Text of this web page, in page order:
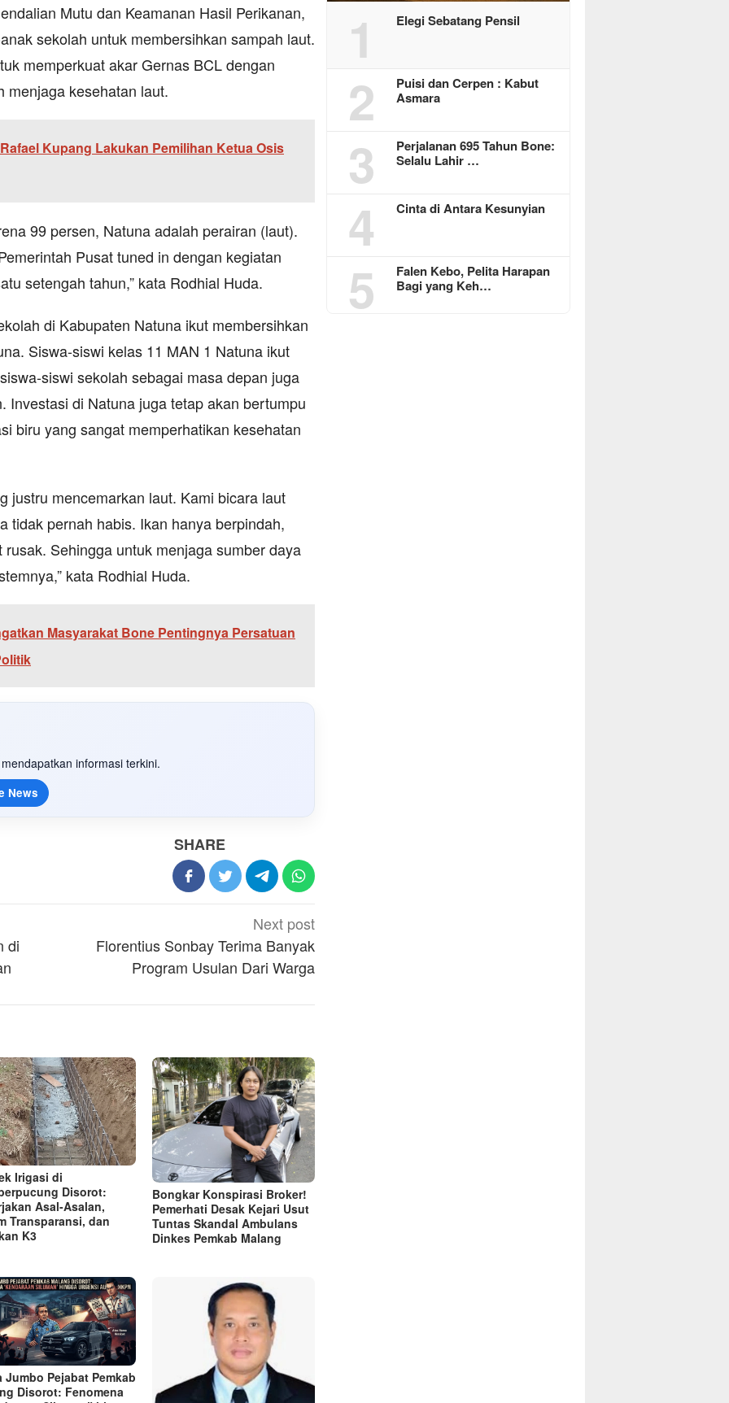
Mutu dan Keamanan Hasil Perikanan,
sekolah untuk membersihkan sampah laut.
memperkuat akar Gernas BCL dengan
menjaga kesehatan laut.
Kupang Lakukan Pemilihan Ketua Osis
99 persen, Natuna adalah perairan (laut).
Pusat tuned in dengan kegiatan
setengah tahun,” kata Rodhial Huda.
di Kabupaten Natuna ikut membersihkan
Siswa-siswi kelas 11 MAN 1 Natuna ikut
siswi sekolah sebagai masa depan juga
Investasi di Natuna juga tetap akan bertumpu
biru yang sangat memperhatikan kesehatan
justru mencemarkan laut. Kami bicara laut
tidak pernah habis. Ikan hanya berpindah,
Sehingga untuk menjaga sumber daya
kata Rodhial Huda.
Masyarakat Bone Pentingnya Persatuan
informasi terkini.
News
SHARE
di
Next post
Florentius Sonbay Terima Banyak
Program Usulan Dari Warga
Irigasi di
Disorot:
Asal-Asalan,
Transparansi, dan
K3
Bongkar Konspirasi Broker!
Pemerhati Desak Kejari Usut
Tuntas Skandal Ambulans
Dinkes Pemkab Malang
Jumbo Pejabat Pemkab
Disorot: Fenomena
1 Elegi Sebatang Pensil
2
Puisi dan Cerpen : Kabut
Asmara
3
Perjalanan 695 Tahun Bone:
Selalu Lahir …
4 Cinta di Antara Kesunyian
5
Falen Kebo, Pelita Harapan
Bagi yang Keh…